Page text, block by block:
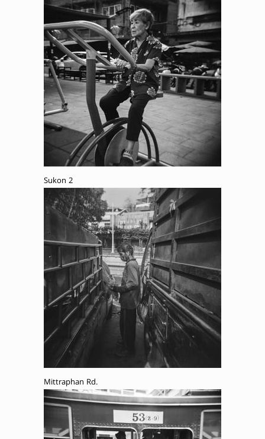
Sukon 2
Mittraphan Rd.